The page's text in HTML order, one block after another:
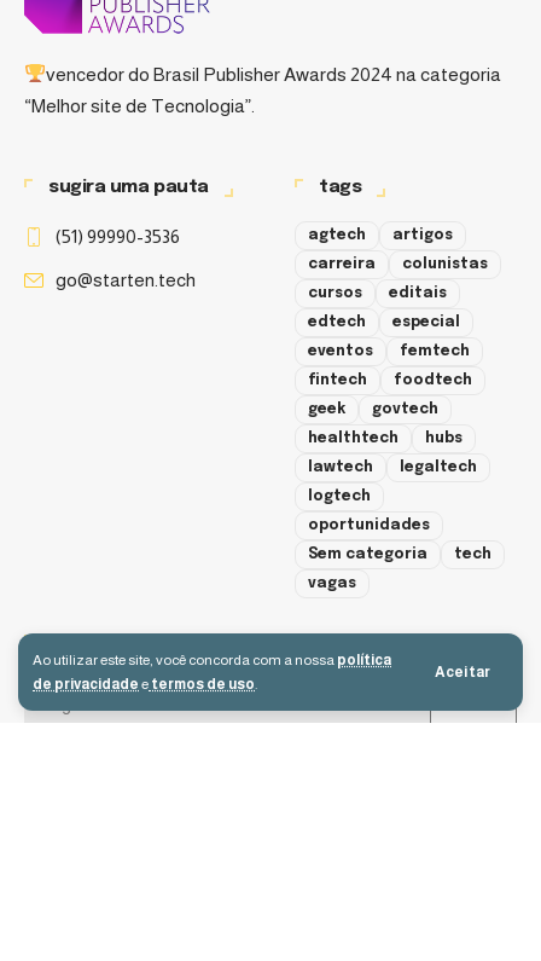
Ao utilizar este site, você concorda com a nossa política
de privacidade e termos de uso.
Aceitar
vencedor do Brasil Publisher Awards 2024 na categoria
“Melhor site de Tecnologia”.
sugira uma pauta
(51) 99990-3536
go@starten.tech
tags
agtech
artigos
carreira
colunistas
cursos
editais
edtech
especial
eventos
femtech
fintech
foodtech
geek
govtech
healthtech
hubs
lawtech
legaltech
logtech
oportunidades
Sem categoria
tech
vagas